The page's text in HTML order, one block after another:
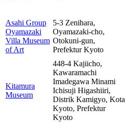
Asahi Group
Oyamazaki
Villa Museum
of Art
5-3 Zenihara,
Oyamazaki-cho,
Otokuni-gun,
Prefektur Kyoto
Kitamura
Museum
448-4 Kajiicho,
Kawaramachi
Imadegawa Minami
Ichisuji Higashiiri,
Distrik Kamigyo, Kota
Kyoto, Prefektur
Kyoto